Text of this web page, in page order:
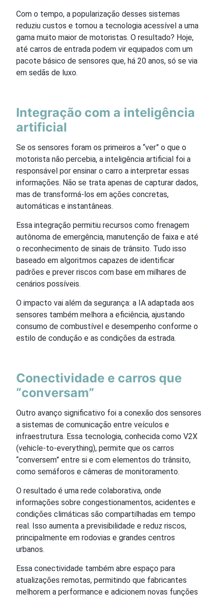
Com o tempo, a popularização desses sistemas
reduziu custos e tornou a tecnologia acessível a uma
gama muito maior de motoristas. O resultado? Hoje,
até carros de entrada podem vir equipados com um
pacote básico de sensores que, há 20 anos, só se via
em sedãs de luxo.
Integração com a inteligência
artificial
Se os sensores foram os primeiros a “ver” o que o
motorista não percebia, a inteligência artificial foi a
responsável por ensinar o carro a interpretar essas
informações. Não se trata apenas de capturar dados,
mas de transformá-los em ações concretas,
automáticas e instantâneas.
Essa integração permitiu recursos como frenagem
autônoma de emergência, manutenção de faixa e até
o reconhecimento de sinais de trânsito. Tudo isso
baseado em algoritmos capazes de identificar
padrões e prever riscos com base em milhares de
cenários possíveis.
O impacto vai além da segurança: a IA adaptada aos
sensores também melhora a eficiência, ajustando
consumo de combustível e desempenho conforme o
estilo de condução e as condições da estrada.
Conectividade e carros que
“conversam”
Outro avanço significativo foi a conexão dos sensores
a sistemas de comunicação entre veículos e
infraestrutura. Essa tecnologia, conhecida como V2X
(vehicle-to-everything), permite que os carros
“conversem” entre si e com elementos do trânsito,
como semáforos e câmeras de monitoramento.
O resultado é uma rede colaborativa, onde
informações sobre congestionamentos, acidentes e
condições climáticas são compartilhadas em tempo
real. Isso aumenta a previsibilidade e reduz riscos,
principalmente em rodovias e grandes centros
urbanos.
Essa conectividade também abre espaço para
atualizações remotas, permitindo que fabricantes
melhorem a performance e adicionem novas funções